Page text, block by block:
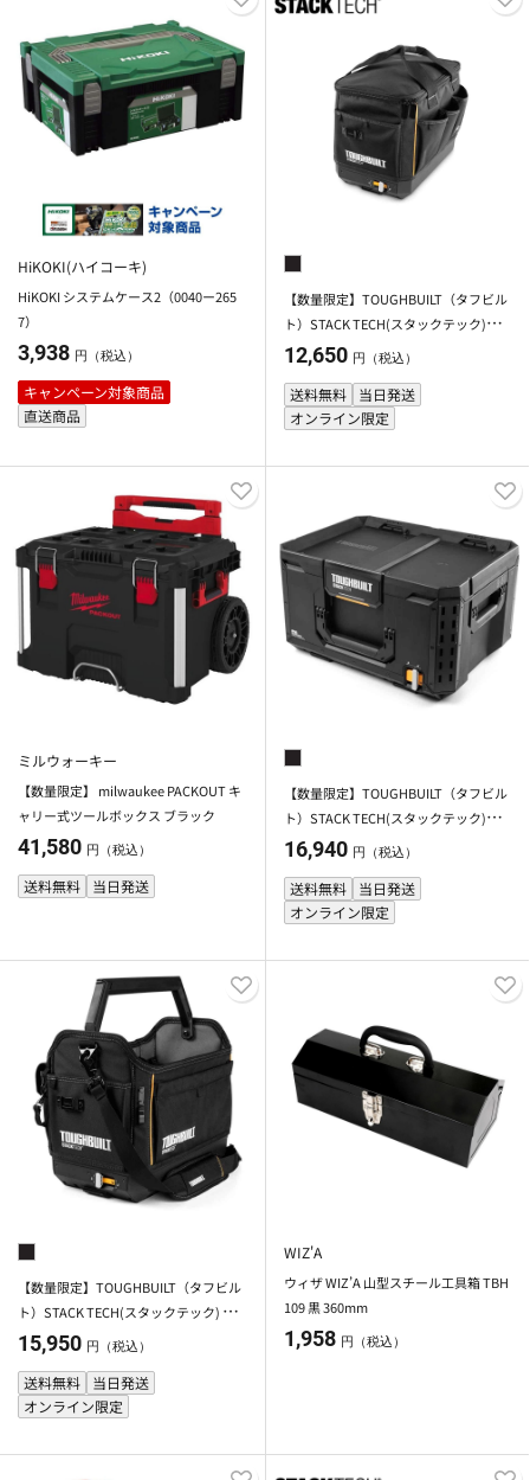
HiKOKI(ハイコーキ)
HiKOKI システムケース2（0040ー265
7）
3,938 円（税込）
キャンペーン対象商品
直送商品
【数量限定】TOUGHBUILT（タフビル
ト）STACK TECH(スタックテック)
ハーフツールバック
12,650 円（税込）
送料無料
当日発送
オンライン限定
ミルウォーキー
【数量限定】 milwaukee PACKOUT キ
ャリー式ツールボックス ブラック
41,580 円（税込）
送料無料 当日発送
【数量限定】TOUGHBUILT（タフビル
ト）STACK TECH(スタックテック)
ツールボックス50
16,940 円（税込）
送料無料
当日発送
オンライン限定
【数量限定】TOUGHBUILT（タフビル
ト）STACK TECH(スタックテック)
ハーフツールトートバック
15,950 円（税込）
送料無料
当日発送
オンライン限定
WIZ'A
ウィザ WIZ’A 山型スチール工具箱 TBH
109 黒 360mm
1,958 円（税込）